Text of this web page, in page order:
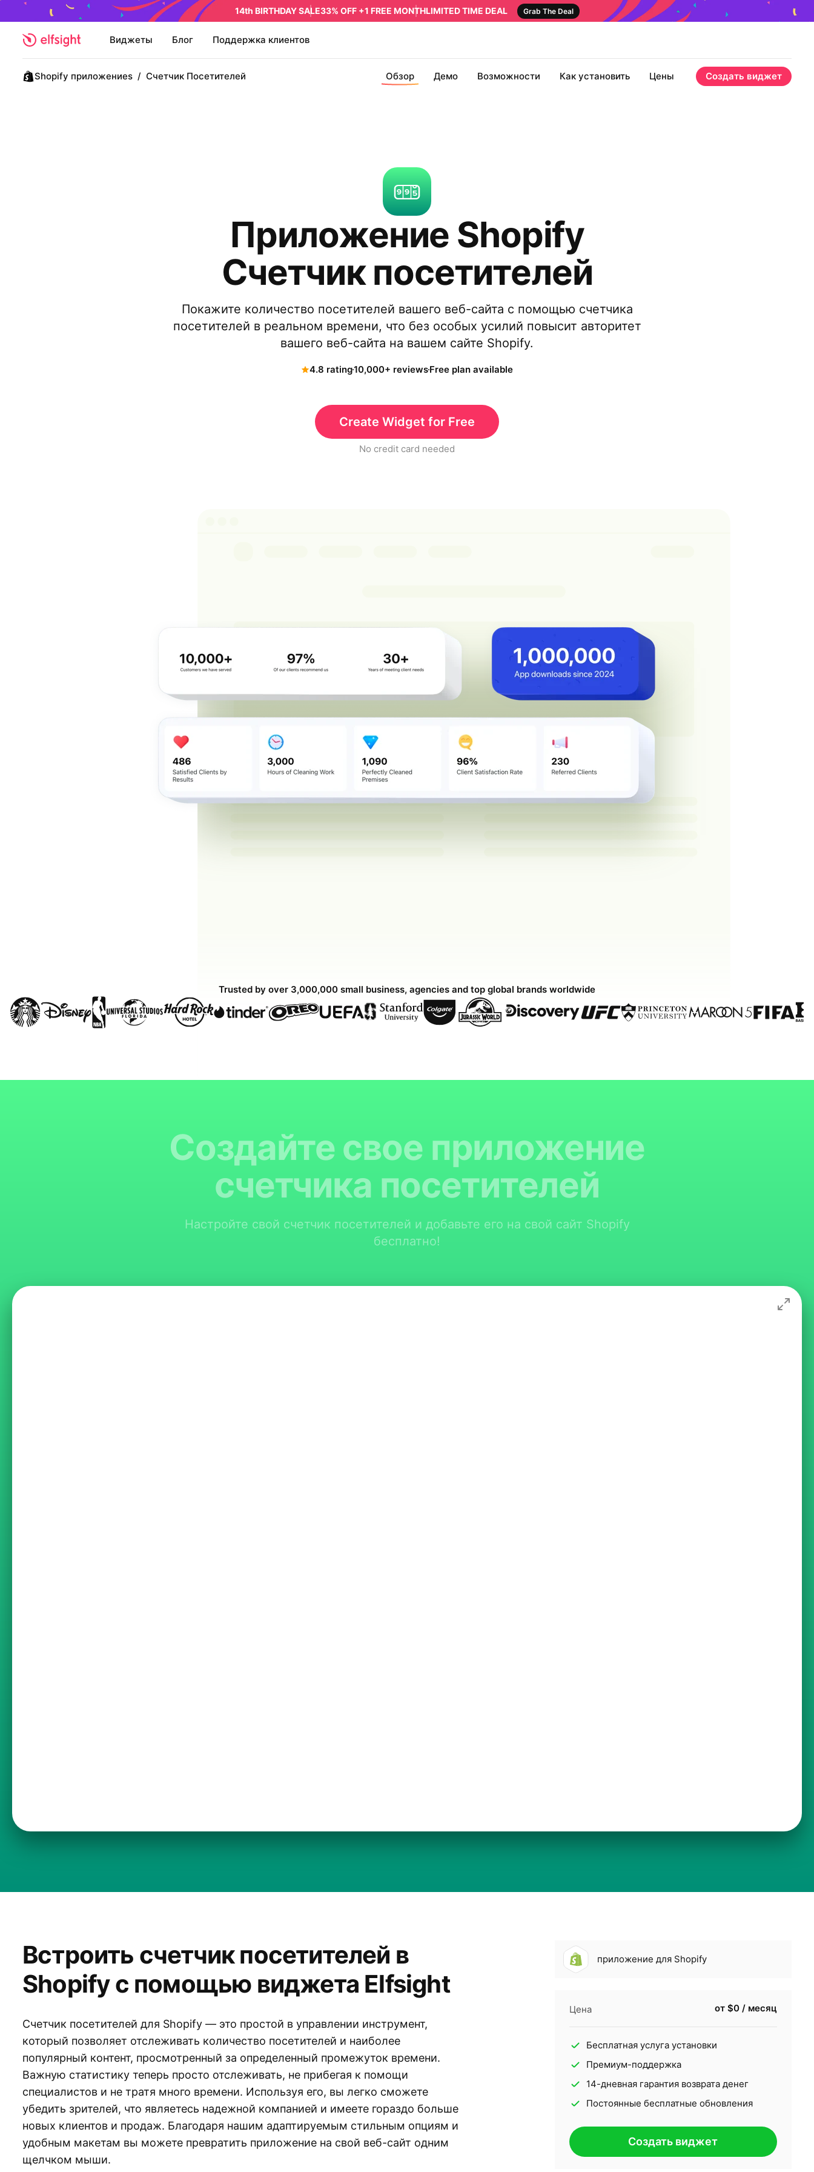
14th BIRTHDAY SALE33% OFF +1 FREE MONTHLIMITED TIME DEAL Grab The Deal
Виджеты Блог Поддержка клиентов
Shopify приложениеs / Счетчик Посетителей Обзор Демо Возможности Как установить Цены Создать виджет
Приложение Shopify
Счетчик посетителей
Покажите количество посетителей вашего веб-сайта с помощью счетчика
посетителей в реальном времени, что без особых усилий повысит авторитет
вашего веб-сайта на вашем сайте Shopify.
4.8 rating10,000+ reviewsFree plan available
Create Widget for Free
No credit card needed
Trusted by over 3,000,000 small business, agencies and top global brands worldwide
Создайте свое приложение
счетчика посетителей
Настройте свой счетчик посетителей и добавьте его на свой сайт Shopify
бесплатно!
Встроить счетчик посетителей в
Shopify с помощью виджета Elfsight
Счетчик посетителей для Shopify — это простой в управлении инструмент,
который позволяет отслеживать количество посетителей и наиболее
популярный контент, просмотренный за определенный промежуток времени.
Важную статистику теперь просто отслеживать, не прибегая к помощи
специалистов и не тратя много времени. Используя его, вы легко сможете
убедить зрителей, что являетесь надежной компанией и имеете гораздо больше
новых клиентов и продаж. Благодаря нашим адаптируемым стильным опциям и
удобным макетам вы можете превратить приложение на свой веб-сайт одним
щелчком мыши.
приложение для Shopify
Цена от $0 / месяц
Бесплатная услуга установки
Премиум-поддержка
14-дневная гарантия возврата денег
Постоянные бесплатные обновления
Создать виджет